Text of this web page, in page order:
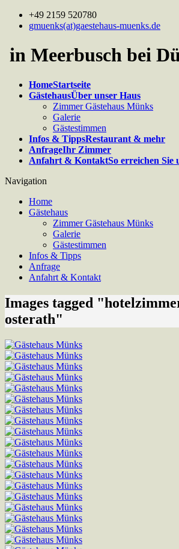
+49 2159 520780
gmuenks(at)gaestehaus-muenks.de
in Meerbusch bei
HomeStartseite
GästehausÜber unser Haus
Zimmer Gästehaus Münks
Galerie
Gästestimmen
Infos & TippsRestaurant & mehr
AnfrageIhr Zimmer
Anfahrt & KontaktSo erreichen Sie
Navigation
Home
Gästehaus
Zimmer Gästehaus Münks
Galerie
Gästestimmen
Infos & Tipps
Anfrage
Anfahrt & Kontakt
Images tagged
osterath"